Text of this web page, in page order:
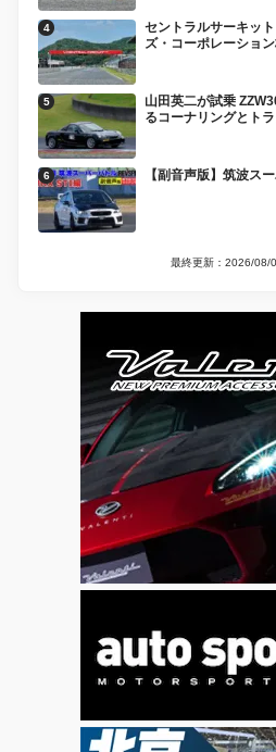
セントラルサーキッ
ズ・コーポレーショ
山田英二が試乗
るコーナリングとト
【副音声版】筑波ス
最終更新：2026/08/